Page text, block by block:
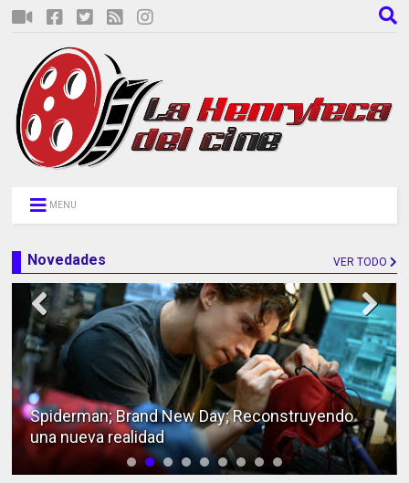
MENU
Novedades VER TODO
Spiderman; Brand New Day; Reconstruyendo
una nueva realidad